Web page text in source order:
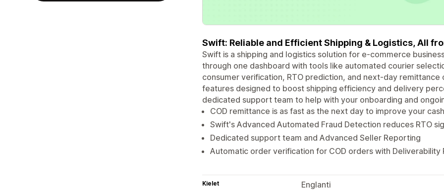
Swift: Reliable and Efficient Shipping & Logistics, All
Swift is a shipping and logistics solution for e-commerce
through one dashboard with tools like automated courier
consumer verification, RTO prediction, and next-day remittance
features designed to boost shipping efficiency and delivery
dedicated support team to help with your onboarding and
COD remittance is as fast as the next day to improve your
Swift's Advanced Automated Fraud Detection reduces RTO
Dedicated support team and Advanced Seller Reporting
Automatic order verification for COD orders with Deliverability
Kielet
Englanti